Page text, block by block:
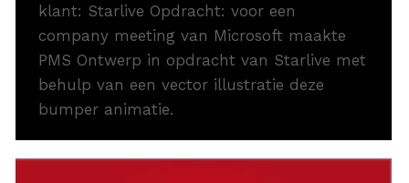
klant: Starlive Opdracht: voor een
company meeting van Microsoft maakte
PMS Ontwerp in opdracht van Starlive met
behulp van een vector illustratie deze
bumper animatie.